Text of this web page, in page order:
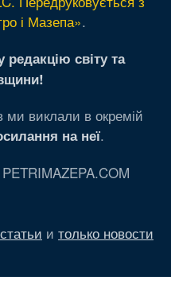
і Мазепа».
світу та
ми виклали в окремій
на неї.
и только новости